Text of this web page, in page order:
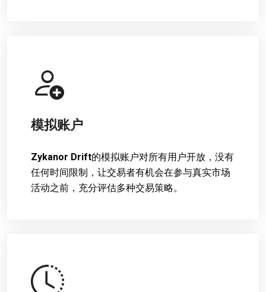
模拟账户
Zykanor Drift的模拟账户对所有用户开放，没有
任何时间限制，让交易者有机会在参与真实市场
活动之前，充分评估多种交易策略。